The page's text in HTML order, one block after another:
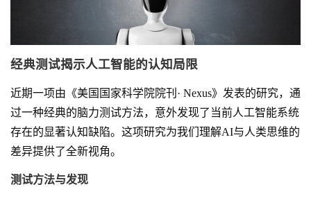
经典测试揭示人工智能的认知局限
近期一项由《美国国家科学院院刊· Nexus》发表的研究，通
过一种经典的脑力测试方法，意外发现了当前人工智能系统
存在的显著认知缺陷。这项研究为我们理解AI与人类思维的
差异提供了全新视角。
测试方法与发现